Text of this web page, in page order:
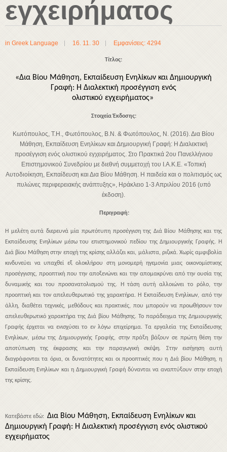
εγχειρήματος
in Greek Language 16. 11. 30 Εμφανίσεις: 4294
Τίτλος:
«Δια Βίου Μάθηση, Εκπαίδευση Ενηλίκων και Δημιουργική
Γραφή: Η Διαλεκτική προσέγγιση ενός
ολιστικού εγχειρήματος»
Στοιχεία Έκδοσης:
Κωτόπουλος, Τ.Η., Φωτόπουλος, Β.Ν. & Φωτόπουλος, Ν. (2016). Δια Βίου
Μάθηση, Εκπαίδευση Ενηλίκων και Δημιουργική Γραφή: Η Διαλεκτική
προσέγγιση ενός ολιστικού εγχειρήματος. Στο Πρακτικά 2ου Πανελλήνιου
Επιστημονικού Συνεδρίου με διεθνή συμμετοχή του Ι.Α.Κ.Ε. «Τοπική
Αυτοδιοίκηση, Εκπαίδευση και Δια Βίου Μάθηση. Η παιδεία και ο πολιτισμός ως
πυλώνες περιφερειακής ανάπτυξης», Ηράκλειο 1-3 Απριλίου 2016 (υπό
έκδοση).
Περιγραφή:
Η μελέτη αυτά διερευνά μία πρωτότυπη προσέγγιση της Διά Βίου Μάθησης και της
Εκπαίδευσης Ενηλίκων μέσω του επιστημονικού πεδίου της Δημιουργικής Γραφής. Η
Διά βίου Μάθηση στην εποχή της κρίσης αλλάζει και, μάλιστα, ριζικά. Xωρίς αμφιβολία
κινδυνεύει να υπαχθεί εξ ολοκλήρου στη μονομερή ηγεμονία μιας οικονομίστικης
προσέγγισης, προοπτική που την αποξενώνει και την απομακρύνει από την ουσία της
δυναμικής και του προσανατολισμού της. Η τάση αυτή αλλοιώνει το ρόλο, την
προοπτική και τον απελευθερωτικό της χαρακτήρα. Η Εκπαίδευση Ενηλίκων, από την
άλλη, διαθέτει τεχνικές, μεθόδους και πρακτικές, που μπορούν να προωθήσουν τον
απελευθερωτικό χαρακτήρα της Διά βίου Μάθησης. Το παράδειγμα της Δημιουργικής
Γραφής έρχεται να ενισχύσει το εν λόγω επιχείρημα. Τα εργαλεία της Εκπαίδευσης
Ενηλίκων, μέσω της Δημιουργικής Γραφής, στην πράξη βάζουν σε πρώτη θέση την
αποτύπωση της έκφρασης και την παραγωγική σκέψη. Στην εισήγηση αυτή
διαγράφονται τα όρια, οι δυνατότητες και οι προοπτικές που η Διά βίου Μάθηση, η
Εκπαίδευση Ενηλίκων και η Δημιουργική Γραφή δύνανται να αναπτύξουν στην εποχή
της κρίσης.
Κατεβάστε εδώ: Δια Βίου Μάθηση, Εκπαίδευση Ενηλίκων και
Δημιουργική Γραφή: Η Διαλεκτική προσέγγιση ενός ολιστικού
εγχειρήματος